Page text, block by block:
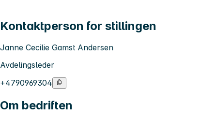
Kontaktperson for stillingen
Janne Cecilie Gamst Andersen
Avdelingsleder
+4790969304
Om bedriften